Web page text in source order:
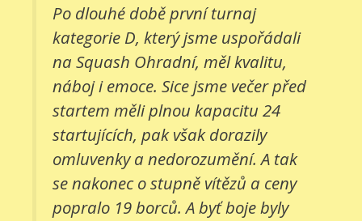
Po dlouhé době první turnaj
kategorie D, který jsme uspořádali
na Squash Ohradní, měl kvalitu,
náboj i emoce. Sice jsme večer před
startem měli plnou kapacitu 24
startujících, pak však dorazily
omluvenky a nedorozumění. A tak
se nakonec o stupně vítězů a ceny
popralo 19 borců. A byť boje byly